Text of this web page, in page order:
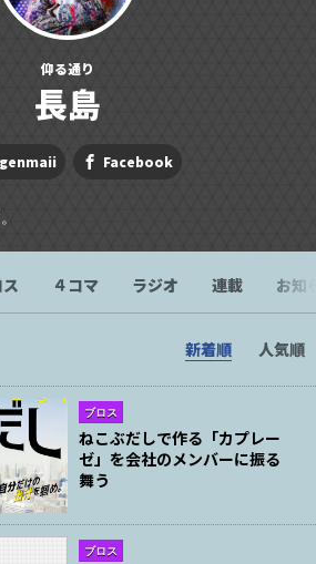
仰る通り
長島
Facebook
４コマ ラジオ 連載 お知
新着順 人気順
ブロス
ねこぶだしで作る「カプレー
ゼ」を会社のメンバーに振る
舞う
ブロス